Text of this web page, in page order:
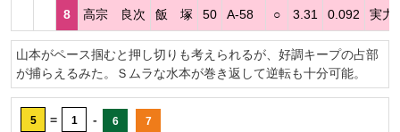
8 高宗 良次 飯 塚 50 A-58 ○ 3.31 0.092 実力
山本がペース掴むと押し切りも考えられるが、好調キープの占部
が捕らえるみた。Ｓムラな水本が巻き返して逆転も十分可能。
5 = 1 - 6 7